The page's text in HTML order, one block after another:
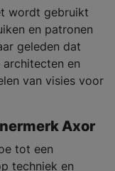
wordt gebruikt
en patronen
geleden dat
en
van visies voor
Axor
tot een
techniek en